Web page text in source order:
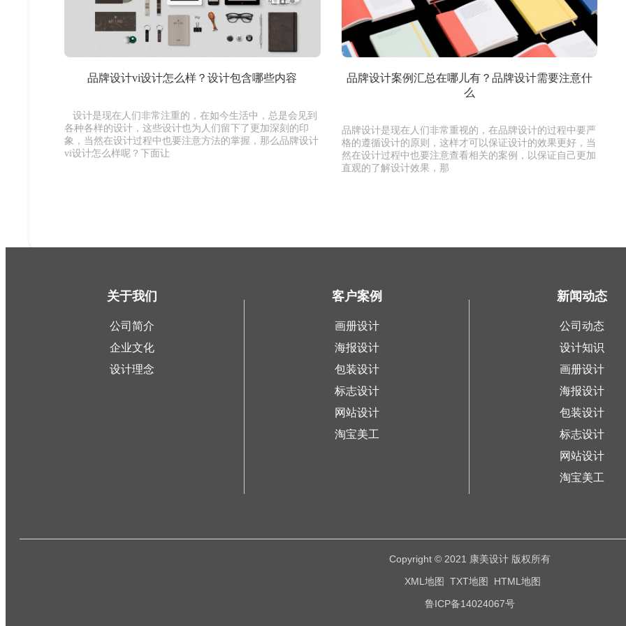
品牌设计vi设计怎么样？设计包含哪些内容
设计是现在人们非常注重的，在如今生活中，总是会见到
各种各样的设计，这些设计也为人们留下了更加深刻的印
象，当然在设计过程中也要注意方法的掌握，那么品牌设计
vi设计怎么样呢？下面让
品牌设计案例汇总在哪儿有？品牌设计需要注意什
么
品牌设计是现在人们非常重视的，在品牌设计的过程中要严
格的遵循设计的原则，这样才可以保证设计的效果更好，当
然在设计过程中也要注意查看相关的案例，以保证自己更加
直观的了解设计效果，那
关于我们
公司简介
企业文化
设计理念
客户案例
画册设计
海报设计
包装设计
标志设计
网站设计
淘宝美工
新闻动态
公司动态
设计知识
画册设计
海报设计
包装设计
标志设计
网站设计
淘宝美工
Copyright © 2021 康美设计 版权所有
XML地图
TXT地图
HTML地图
鲁ICP备14024067号